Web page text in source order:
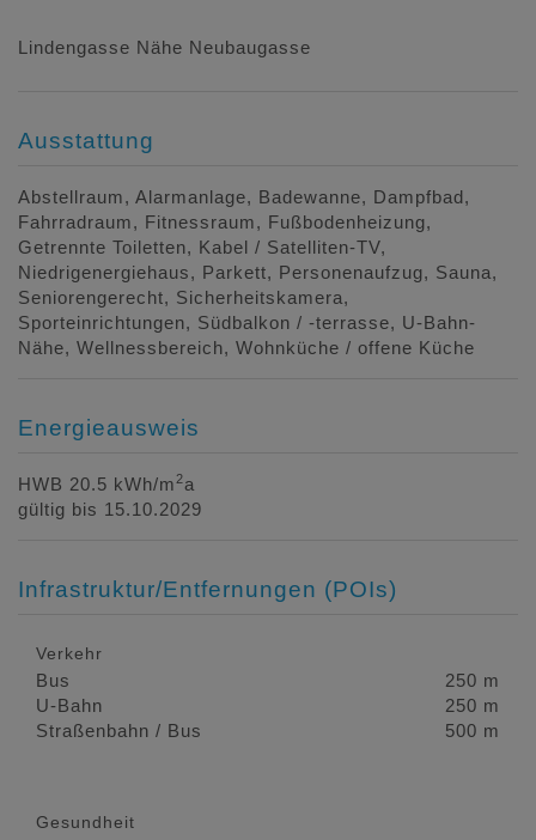
Lindengasse Nähe Neubaugasse
Ausstattung
Abstellraum Alarmanlage Badewanne
Dampfbad
Fahrradraum
Fitnessraum
Fußbodenheizung
Getrennte Toiletten
Kabel / Satelliten-TV
Niedrigenergiehaus
Parkett Personenaufzug
Sauna
Seniorengerecht
Sicherheitskamera
Sporteinrichtungen
Südbalkon / -terrasse
U-Bahn-
Nähe
Wellnessbereich Wohnküche / offene Küche
Energieausweis
HWB 20.5 kWh/m 2a
gültig bis 15.10.2029
Infrastruktur/Entfernungen (POIs)
Verkehr
Bus
250 m
U-Bahn
250 m
Straßenbahn / Bus
500 m
Gesundheit